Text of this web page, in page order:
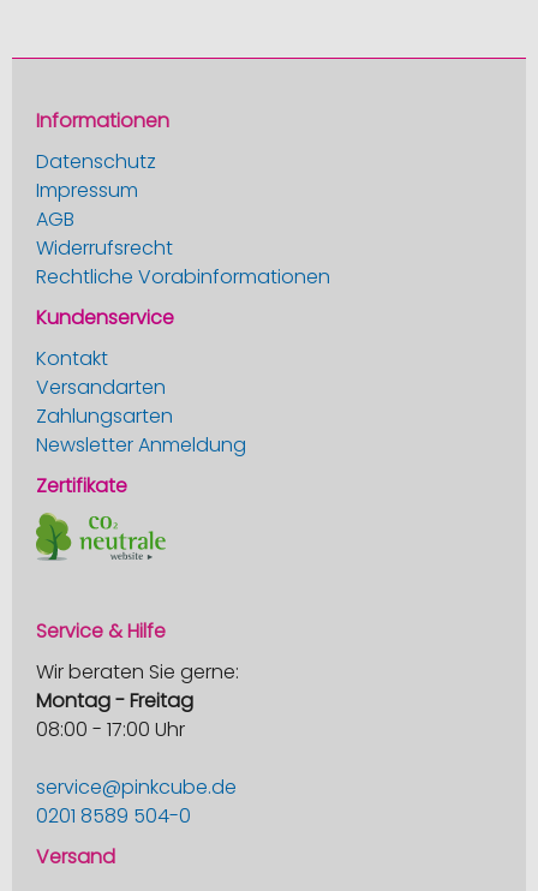
Informationen
Datenschutz
Impressum
AGB
Widerrufsrecht
Rechtliche Vorabinformationen
Kundenservice
Kontakt
Versandarten
Zahlungsarten
Newsletter Anmeldung
Zertifikate
Service & Hilfe
Wir beraten Sie gerne:
Montag - Freitag
08:00 - 17:00 Uhr
service@pinkcube.de
0201 8589 504-0
Versand